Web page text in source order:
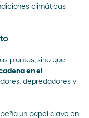
climáticas
plantas, sino que
en el
depredadores y
un papel clave en